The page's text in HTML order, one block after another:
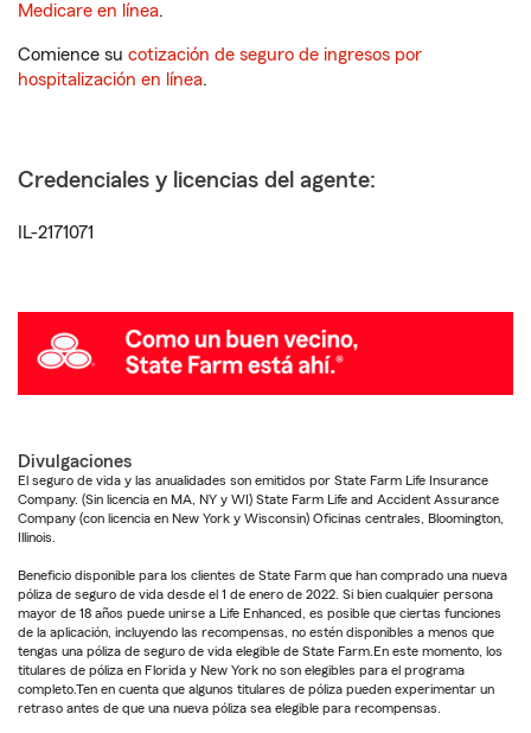
Medicare en línea.
Comience su cotización de seguro de ingresos por
hospitalización en línea.
Credenciales y licencias del agente:
IL-2171071
Divulgaciones
El seguro de vida y las anualidades son emitidos por State Farm Life Insurance
Company. (Sin licencia en MA, NY y WI) State Farm Life and Accident Assurance
Company (con licencia en New York y Wisconsin) Oficinas centrales, Bloomington,
Illinois.
Beneficio disponible para los clientes de State Farm que han comprado una nueva
póliza de seguro de vida desde el 1 de enero de 2022. Si bien cualquier persona
mayor de 18 años puede unirse a Life Enhanced, es posible que ciertas funciones
de la aplicación, incluyendo las recompensas, no estén disponibles a menos que
tengas una póliza de seguro de vida elegible de State Farm.En este momento, los
titulares de póliza en Florida y New York no son elegibles para el programa
completo.Ten en cuenta que algunos titulares de póliza pueden experimentar un
retraso antes de que una nueva póliza sea elegible para recompensas.